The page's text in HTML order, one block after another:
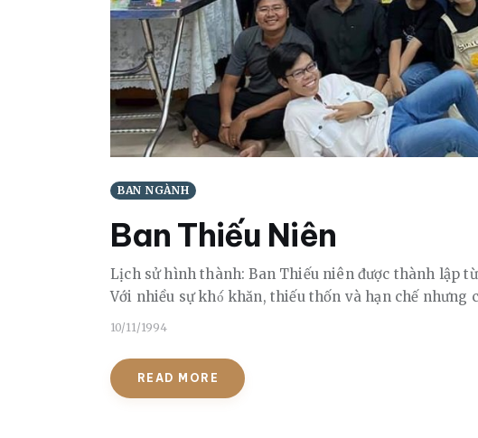
BAN NGÀNH
Ban Thiếu Niên
Lịch sử hình thành: Ban Thiếu niên được thành lập
Với nhiều sự khó́ khăn, thiếu thốn và hạn chế nhưng
10/11/1994
READ MORE